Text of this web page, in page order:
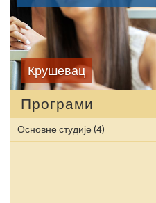
Крушевац
Програми
Основне студије(4)